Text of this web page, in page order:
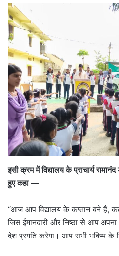
इसी क्रम में विद्यालय के प्राचार्य
हुए कहा —
“आज आप विद्यालय के कप्तान बने हैं,
जिस ईमानदारी और निष्ठा से आप अपना
देश प्रगति करेगा। आप सभी भविष्य के